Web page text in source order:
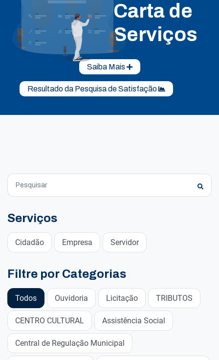
Carta de
Serviços
Saiba Mais
Resultado da Pesquisa de Satisfação
Serviços
Cidadão Empresa Servidor
Filtre por Categorias
Todos Ouvidoria Licitação TRIBUTOS
CENTRO CULTURAL Assistência Social
Central de Regulação Municipal